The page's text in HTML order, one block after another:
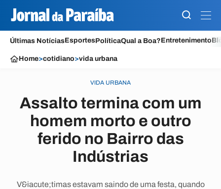
Últimas NotíciasEsportesPolíticaQual a Boa?Entretenimento
Home>cotidiano>vida urbana
VIDA URBANA
Assalto termina com um
homem morto e outro
ferido no Bairro das
Indústrias
V&iacute;timas estavam saindo de uma festa, quando